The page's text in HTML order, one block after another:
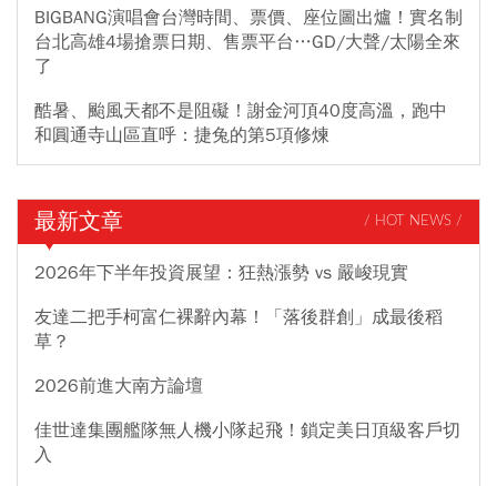
BIGBANG演唱會台灣時間、票價、座位圖出爐！實名制
台北高雄4場搶票日期、售票平台…GD/大聲/太陽全來
了
酷暑、颱風天都不是阻礙！謝金河頂40度高溫，跑中
和圓通寺山區直呼：捷兔的第5項修煉
最新文章 / HOT NEWS /
2026年下半年投資展望：狂熱漲勢 vs 嚴峻現實
友達二把手柯富仁裸辭內幕！「落後群創」成最後稻
草？
2026前進大南方論壇
佳世達集團艦隊無人機小隊起飛！鎖定美日頂級客戶切
入